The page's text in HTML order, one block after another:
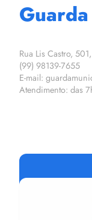
Rua Lis Castro,
(99) 98139-7655
E-mail:
Atendimento: das